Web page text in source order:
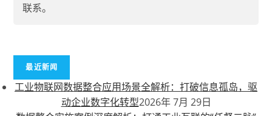
联系。
最近新闻
工业物联网数据整合应用场景全解析：打破信息孤岛，驱
动企业数字化转型2026年 7月 29日